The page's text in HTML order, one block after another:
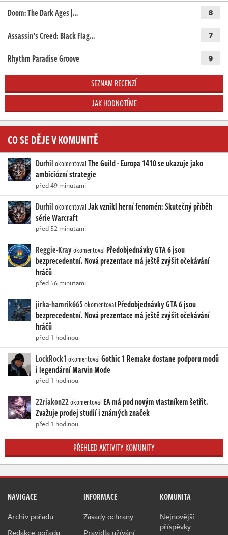
Doom: The Dark Ages |… 8
Assassin’s Creed: Black Flag… 7
Rhythm Paradise Groove 9
SEZNAM RECENZÍ
JAK HODNOTÍME
CO SE DĚJE V KOMUNITĚ
DurhilokomentovalThe Guild - Europa 1410 se ukazuje jako
ambiciózní strategie
před 49 minutami
DurhilokomentovalJak vznikl herní fenomén: Skutečný příběh
série Warcraft
před 52 minutami
Reggie-Krayokomentoval Předobjednávky GTA 6 jsou
bezprecedentní. Nová prezentace má ještě zvýšit očekávání
hráčů
před 56 minutami
jirka-hamrik665okomentoval Předobjednávky GTA 6 jsou
bezprecedentní. Nová prezentace má ještě zvýšit očekávání
hráčů
před 1 hodinou
LockRock1 okomentovalGothic 1 Remake dostane podporu modů
i legendární Marvin Mode
před 1 hodinou
22riakon22okomentoval EA má pod novým vlastníkem šetřit.
Zvažuje prodej studií i známých značek
před 1 hodinou
PŘEHLED AKTIVITY KOMUNITY
NAVIGACE
Archiv pořadu
Redakce pořadu
INFORMACE
Zásady ochrany
Pravidla užívání
KOMUNITA
Nejnovější
příspěvky